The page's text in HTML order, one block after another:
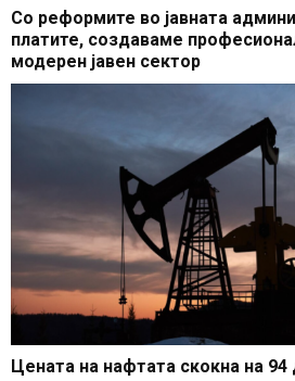
Со реформите во јавната
платите, создаваме
модерен јавен сектор
Цената на нафтата скокна на 94